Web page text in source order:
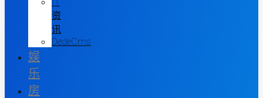
资
讯
DedeCms
娱
乐
房